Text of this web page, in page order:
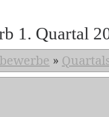
1. Quartal
»